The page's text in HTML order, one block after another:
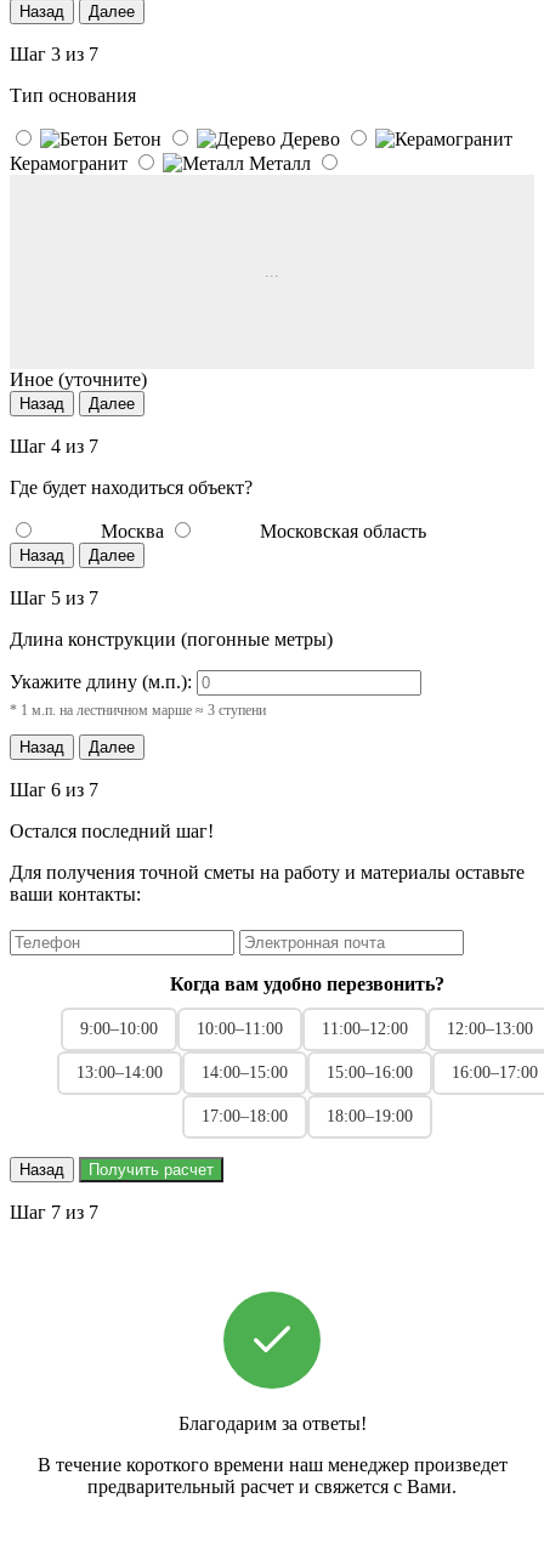
Назад Далее
Шаг 3 из 7
Тип основания
Бетон
Дерево
Керамогранит
Металл
Иное (уточните)
Назад Далее
Шаг 4 из 7
Где будет находиться объект?
Москва Московская область
Назад Далее
Шаг 5 из 7
Длина конструкции (погонные метры)
Укажите длину (м.п.):
* 1 м.п. на лестничном марше ≈ 3 ступени
Назад Далее
Шаг 6 из 7
Остался последний шаг!
Для получения точной сметы на работу и материалы оставьте
ваши контакты:
Когда вам удобно перезвонить?
9:00–10:00 10:00–11:00 11:00–12:00 12:00–13:00
13:00–14:00 14:00–15:00 15:00–16:00 16:00–17:00
17:00–18:00 18:00–19:00
Назад Получить расчет
Шаг 7 из 7
Благодарим за ответы!
В течение короткого времени наш менеджер произведет
предварительный расчет и свяжется с Вами.